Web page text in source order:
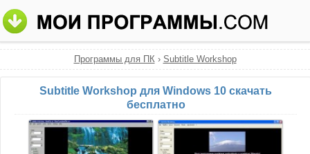
Программы для ПК› Subtitle Workshop
Subtitle Workshop для Windows 10 скачать
бесплатно